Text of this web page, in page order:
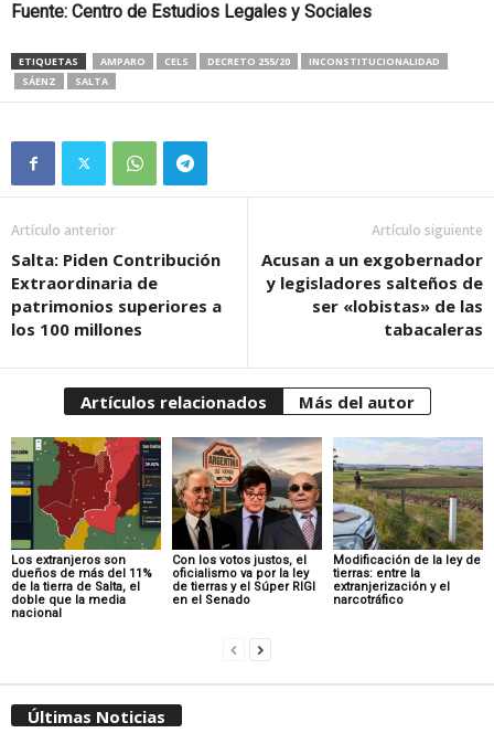
Fuente: Centro de Estudios Legales y Sociales
ETIQUETAS AMPARO CELS DECRETO 255/20
INCONSTITUCIONALIDAD
SÁENZ
SALTA
Artículo anterior
Salta: Piden Contribución
Extraordinaria de
patrimonios superiores a
los 100 millones
Artículo siguiente
Acusan a un exgobernador
y legisladores salteños de
ser «lobistas» de las
tabacaleras
Artículos relacionados Más del autor
Los extranjeros son
dueños de más del 11%
de la tierra de Salta, el
doble que la media
nacional
Con los votos justos, el
oficialismo va por la ley
de tierras y el Súper RIGI
en el Senado
Modificación de la ley de
tierras: entre la
extranjerización y el
narcotráfico
Últimas Noticias